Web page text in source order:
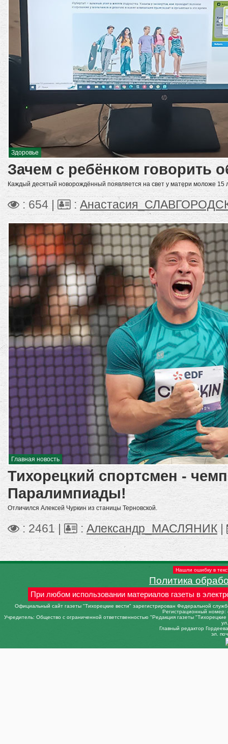
Здоровье
Зачем с ребёнком говорить
Каждый десятый новорождённый появляется на свет у матери моложе 15
: 654 | :
Главная новость
Тихорецкий спортсмен -
Паралимпиады!
Отличился Алексей Чуркин из станицы Терновской.
: 2461 | : Александр_МАСЛЯНИК |
Нашли ошибку в
Политика
При любом использовании материалов газеты в
Официальный сайт газеты "Тихорецкие вести" зарегистрирован Федеральной
Регистрационный
Учредитель: Общество с ограниченной ответственностью "Редакция газеты
Главный редактор
эл.